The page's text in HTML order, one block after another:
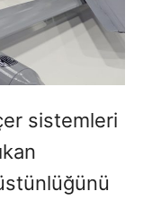
sistemleri